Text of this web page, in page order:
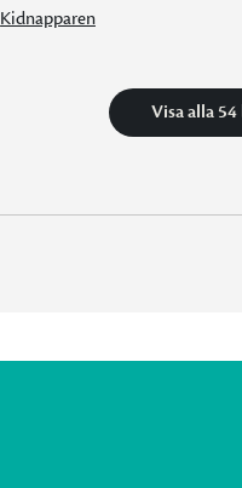
Kidnapparen
Visa alla